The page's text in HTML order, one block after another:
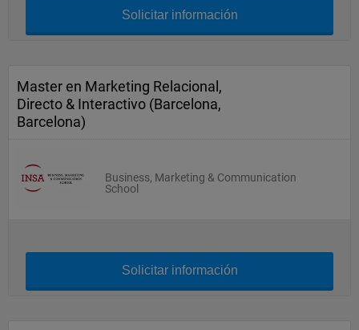
Solicitar información
Master en Marketing Relacional,
Directo & Interactivo (Barcelona,
Barcelona)
Business, Marketing & Communication
School
Solicitar información